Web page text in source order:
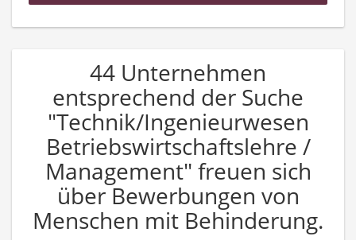
44 Unternehmen
entsprechend der Suche
"Technik/Ingenieurwesen
Betriebswirtschaftslehre /
Management" freuen sich
über Bewerbungen von
Menschen mit Behinderung.